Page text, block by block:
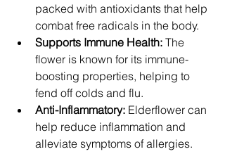
packed with antioxidants that help
combat free radicals in the body.
Supports Immune Health: The
flower is known for its immune-
boosting properties, helping to
fend off colds and flu.
Anti-Inflammatory: Elderflower can
help reduce inflammation and
alleviate symptoms of allergies.